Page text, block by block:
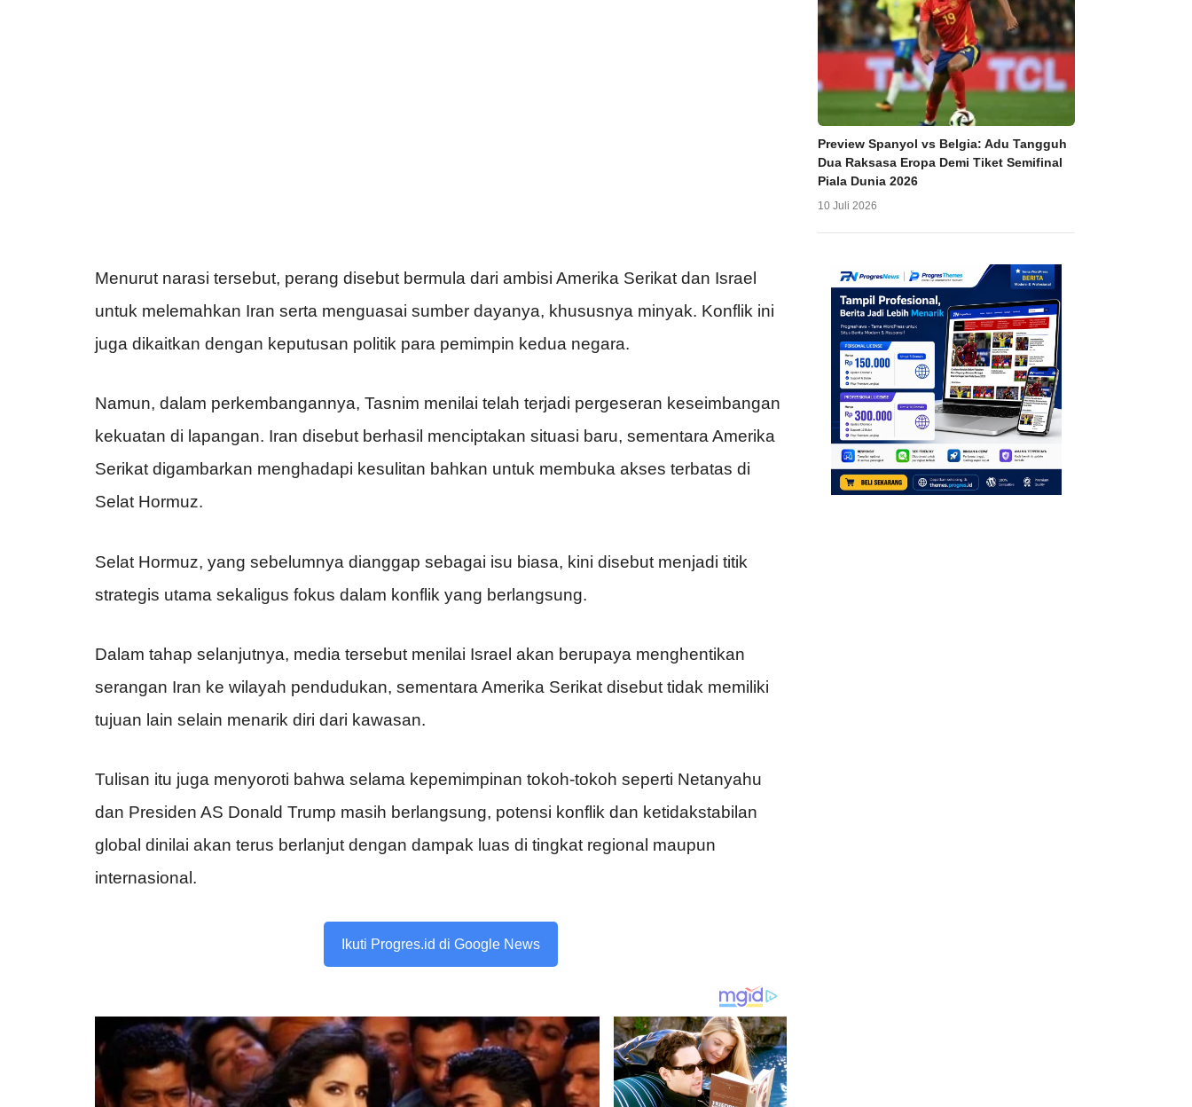
Menurut narasi tersebut, perang disebut bermula dari ambisi Amerika Serikat dan Israel
untuk melemahkan Iran serta menguasai sumber dayanya, khususnya minyak. Konflik ini
juga dikaitkan dengan keputusan politik para pemimpin kedua negara.
Namun, dalam perkembangannya, Tasnim menilai telah terjadi pergeseran keseimbangan
kekuatan di lapangan. Iran disebut berhasil menciptakan situasi baru, sementara Amerika
Serikat digambarkan menghadapi kesulitan bahkan untuk membuka akses terbatas di
Selat Hormuz.
Selat Hormuz, yang sebelumnya dianggap sebagai isu biasa, kini disebut menjadi titik
strategis utama sekaligus fokus dalam konflik yang berlangsung.
Dalam tahap selanjutnya, media tersebut menilai Israel akan berupaya menghentikan
serangan Iran ke wilayah pendudukan, sementara Amerika Serikat disebut tidak memiliki
tujuan lain selain menarik diri dari kawasan.
Tulisan itu juga menyoroti bahwa selama kepemimpinan tokoh-tokoh seperti Netanyahu
dan Presiden AS Donald Trump masih berlangsung, potensi konflik dan ketidakstabilan
global dinilai akan terus berlanjut dengan dampak luas di tingkat regional maupun
internasional.
Ikuti Progres.id di Google News
Preview Spanyol vs Belgia: Adu Tangguh
Dua Raksasa Eropa Demi Tiket Semifinal
Piala Dunia 2026
10 Juli 2026